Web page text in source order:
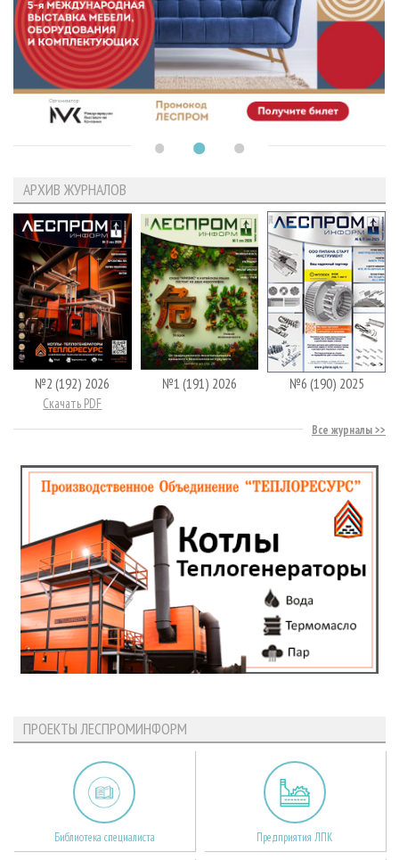
АРХИВ ЖУРНАЛОВ
№2 (192) 2026
Скачать PDF
№1 (191) 2026 №6 (190) 2025
Все журналы
ПРОЕКТЫ ЛЕСПРОМИНФОРМ
Библиотека специалиста Предприятия ЛПК